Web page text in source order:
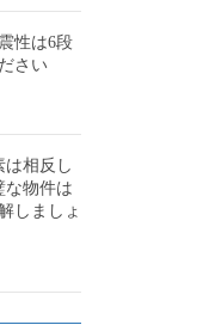
性は6段
さい
は相反し
な物件は
しましょ